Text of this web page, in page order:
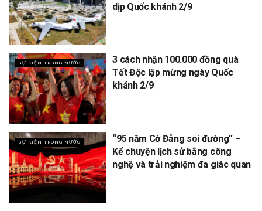
dịp Quốc khánh 2/9
SỰ KIỆN TRONG NƯỚC
3 cách nhận 100.000 đồng quà
Tết Độc lập mừng ngày Quốc
khánh 2/9
SỰ KIỆN TRONG NƯỚC
“95 năm Cờ Đảng soi đường” –
Kể chuyện lịch sử bằng công
nghệ và trải nghiệm đa giác quan